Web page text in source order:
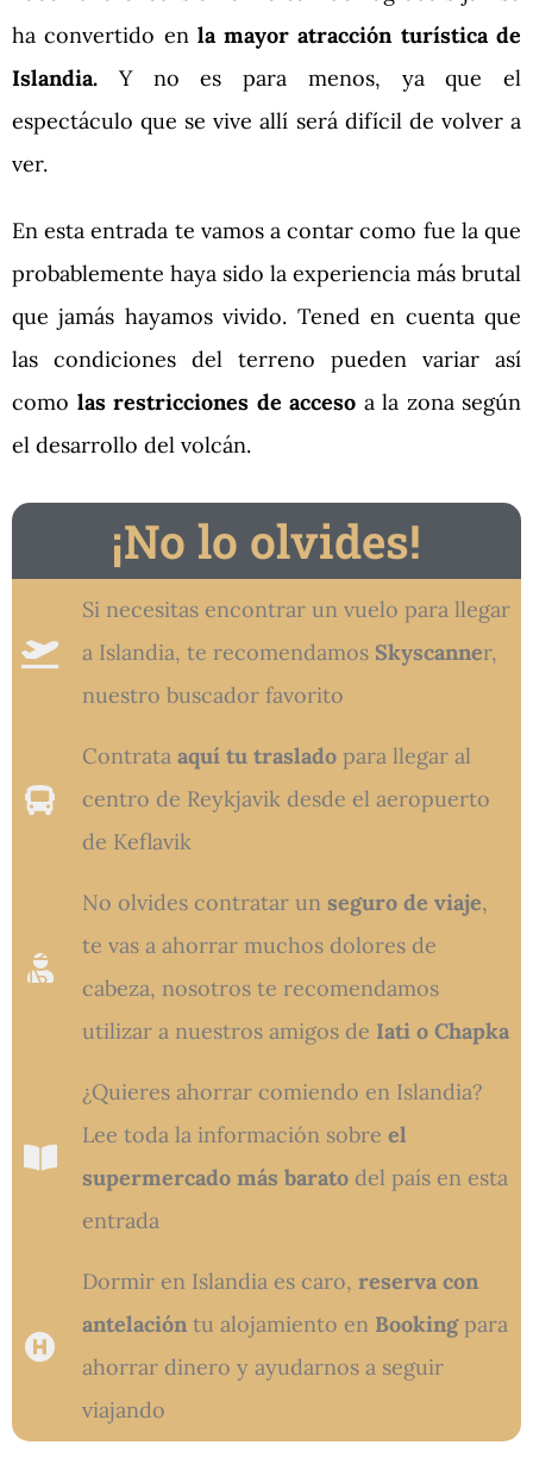
ha convertido en la mayor atracción turística de
Islandia. Y no es para menos, ya que el
espectáculo que se vive allí será difícil de volver a
ver.
En esta entrada te vamos a contar como fue la que
probablemente haya sido la experiencia más brutal
que jamás hayamos vivido. Tened en cuenta que
las condiciones del terreno pueden variar así
como las restricciones de acceso a la zona según
el desarrollo del volcán.
¡No lo olvides!
Si necesitas encontrar un vuelo para llegar
a Islandia, te recomendamos Skyscanner,
nuestro buscador favorito
Contrataaquí tu traslado para llegar al
centro de Reykjavik desde el aeropuerto
de Keflavik
No olvides contratar unseguro de viaje,
te vas a ahorrar muchos dolores de
cabeza, nosotros te recomendamos
utilizar a nuestros amigos de Iati o Chapka
¿Quieres ahorrar comiendo en Islandia?
Lee toda la información sobreel
supermercado más barato del país en esta
entrada
Dormir en Islandia es caro,reserva con
antelación tu alojamiento en Bookingpara
ahorrar dinero y ayudarnos a seguir
viajando